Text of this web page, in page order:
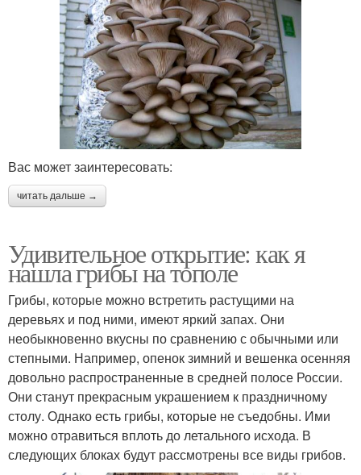
Вас может заинтересовать:
читать дальше →
Удивительное открытие: как я
нашла грибы на тополе
Грибы, которые можно встретить растущими на
деревьях и под ними, имеют яркий запах. Они
необыкновенно вкусны по сравнению с обычными или
степными. Например, опенок зимний и вешенка осенняя
довольно распространенные в средней полосе России.
Они станут прекрасным украшением к праздничному
столу. Однако есть грибы, которые не съедобны. Ими
можно отравиться вплоть до летального исхода. В
следующих блоках будут рассмотрены все виды грибов.